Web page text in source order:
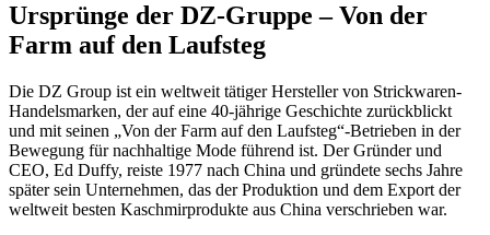
Ursprünge der DZ-Gruppe – Von der
Farm auf den Laufsteg
Die DZ Group ist ein weltweit tätiger Hersteller von Strickwaren-
Handelsmarken, der auf eine 40-jährige Geschichte zurückblickt
und mit seinen „Von der Farm auf den Laufsteg“-Betrieben in der
Bewegung für nachhaltige Mode führend ist. Der Gründer und
CEO, Ed Duffy, reiste 1977 nach China und gründete sechs Jahre
später sein Unternehmen, das der Produktion und dem Export der
weltweit besten Kaschmirprodukte aus China verschrieben war.